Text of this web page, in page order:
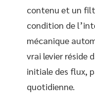
contenu et un
condition de
mécanique
vrai levier réside
initiale des flux,
quotidienne.